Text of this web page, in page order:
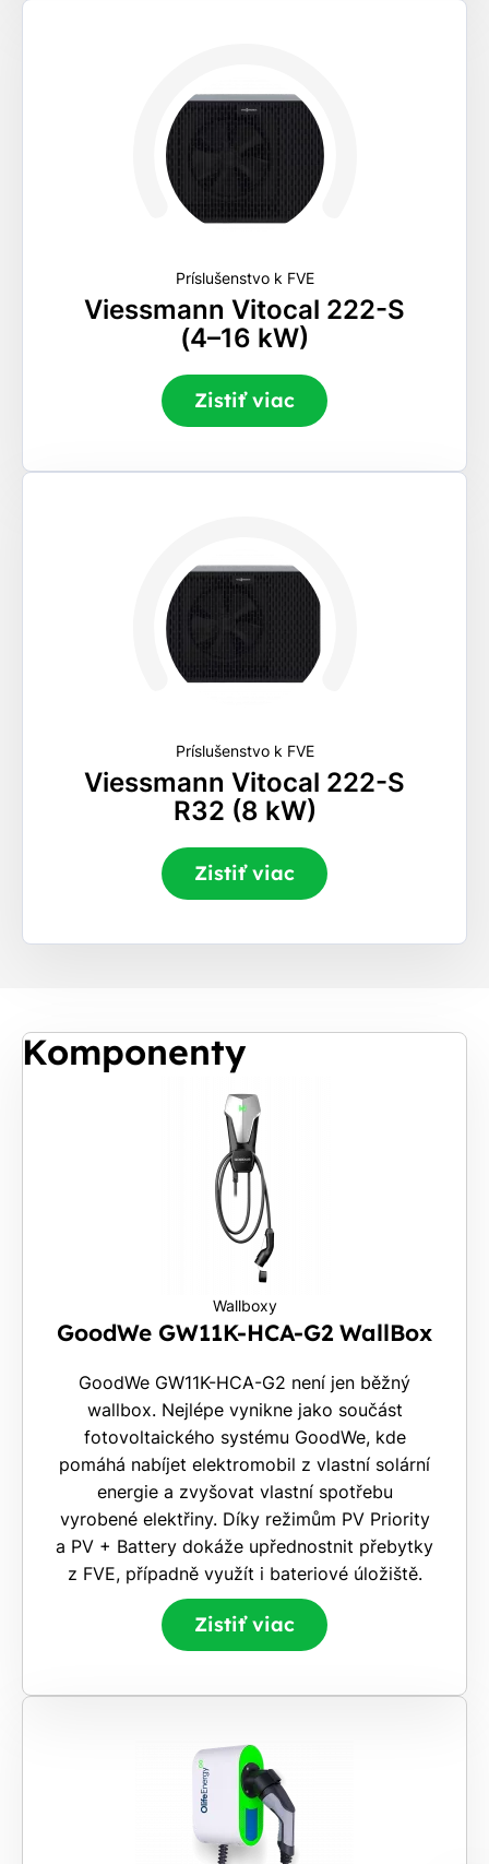
Príslušenstvo k FVE
Viessmann Vitocal 222-S
(4–16 kW)
Zistiť viac
Príslušenstvo k FVE
Viessmann Vitocal 222-S
R32 (8 kW)
Zistiť viac
Komponenty
Wallboxy
GoodWe GW11K-HCA-G2 WallBox
GoodWe GW11K-HCA-G2 není jen běžný
wallbox. Nejlépe vynikne jako součást
fotovoltaického systému GoodWe, kde
pomáhá nabíjet elektromobil z vlastní solární
energie a zvyšovat vlastní spotřebu
vyrobené elektřiny. Díky režimům PV Priority
a PV + Battery dokáže upřednostnit přebytky
z FVE, případně využít i bateriové úložiště.
Zistiť viac